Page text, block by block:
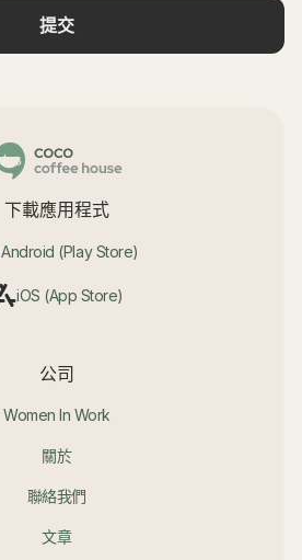
下載應用程式
Android (Play Store)
iOS (App Store)
公司
Women In Work
關於
聯絡我們
文章